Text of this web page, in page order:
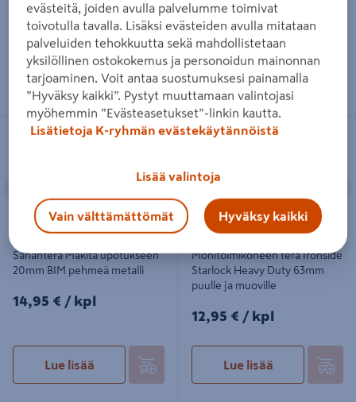
Lue lisää Lue lisää
Sahanterä Makita upotukseen
20mm BIM pehmeä metalli
Seuraava
Sahanterä Makita upotukseen
20mm BIM pehmeä metalli
14,95€/kpl
14,95 € / kpl
Lue lisää
Monitoimikoneen terä Ironside
Starlock Heavy Duty 63mm puulle ja
Edellinen
Monitoimikoneen terä Ironside
Starlock Heavy Duty 63mm
puulle ja muoville
12,95€/kpl
12,95 € / kpl
Lue lisää
evästeitä, joiden avulla palvelumme toimivat
toivotulla tavalla. Lisäksi evästeiden avulla mitataan
palveluiden tehokkuutta sekä mahdollistetaan
yksilöllinen ostokokemus ja personoidun mainonnan
tarjoaminen. Voit antaa suostumuksesi painamalla
”Hyväksy kaikki”. Pystyt muuttamaan valintojasi
myöhemmin ”Evästeasetukset”-linkin kautta.
Lisätietoja K-ryhmän evästekäytännöistä
Lisää valintoja
Vain välttämättömät Hyväksy kaikki